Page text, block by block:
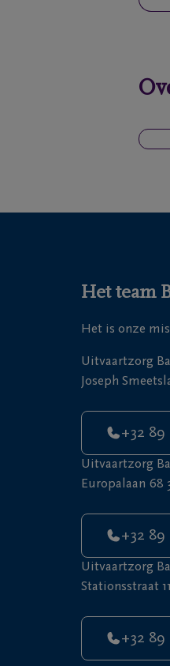
Het team
Het is onze
Uitvaartzorg
Joseph
+32 89
Uitvaartzorg
Europalaan 68
+32 89
Uitvaartzorg
Stationsstraat
+32 89